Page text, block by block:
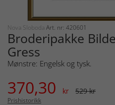
Nova Sloboda Art. nr: 420601
Broderipakke Bilde
Gress
Mønstre: Engelsk og tysk.
370,30 kr 529 kr
Prishistorikk